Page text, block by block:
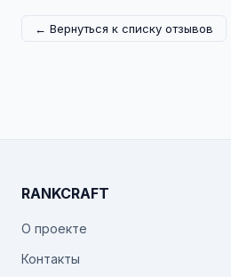
← Вернуться к списку отзывов
RANKCRAFT
О проекте
Контакты